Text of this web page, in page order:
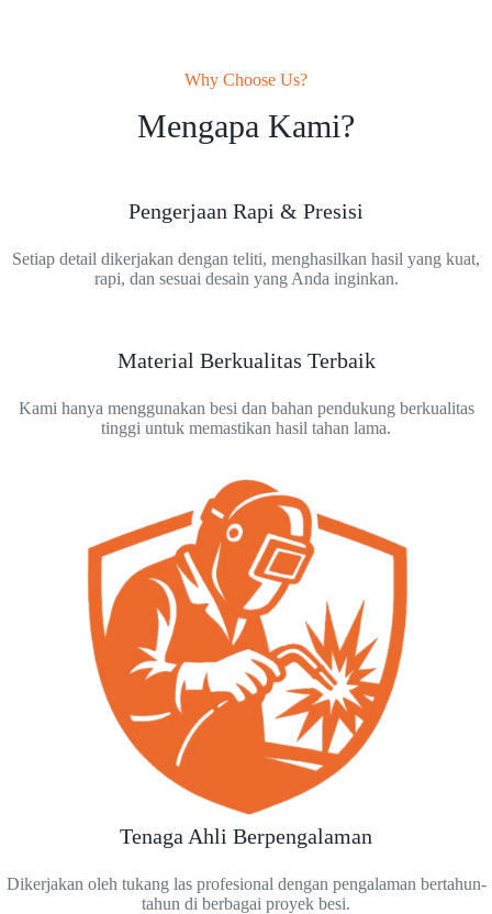
Why Choose Us?
Mengapa Kami?
Pengerjaan Rapi & Presisi
Setiap detail dikerjakan dengan teliti, menghasilkan hasil yang kuat,
rapi, dan sesuai desain yang Anda inginkan.
Material Berkualitas Terbaik
Kami hanya menggunakan besi dan bahan pendukung berkualitas
tinggi untuk memastikan hasil tahan lama.
Tenaga Ahli Berpengalaman
Dikerjakan oleh tukang las profesional dengan pengalaman bertahun-
tahun di berbagai proyek besi.